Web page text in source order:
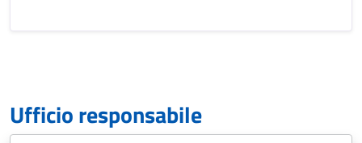
Ufficio responsabile